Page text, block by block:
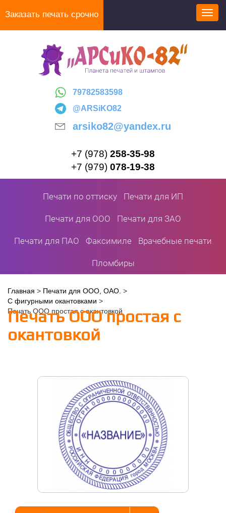
Заказать печать срочно
79782583598
@ARSiKO82
arsiko82@yandex.ru
+7 (978) 258-35-98
+7 (979) 078-19-38
Печати по оттиску Печати для ИП
Печати для ООО Печати для ЗАО
Печати для ПАО Факсимиле Врачебные печати
Пломбиры
Вы
здесь
Главная > Печати для ООО, ОАО. >
С фигурными окантовками >
Печать ООО простая с окантовкой
Печать ООО простая с
окантовкой